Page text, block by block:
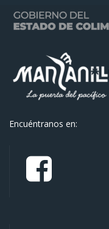
Encuéntranos en: